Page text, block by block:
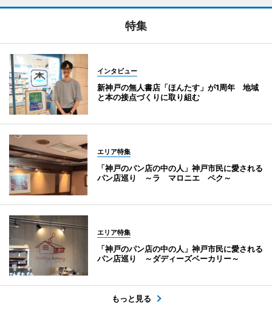
特集
インタビュー
新神戸の無人書店「ほんたす」が1周年 地域
と本の接点づくりに取り組む
エリア特集
「神戸のパン店の中の人」神戸市民に愛される
パン店巡り ～ラ マロニエ ペク～
エリア特集
「神戸のパン店の中の人」神戸市民に愛される
パン店巡り ～ダディーズベーカリー～
もっと見る